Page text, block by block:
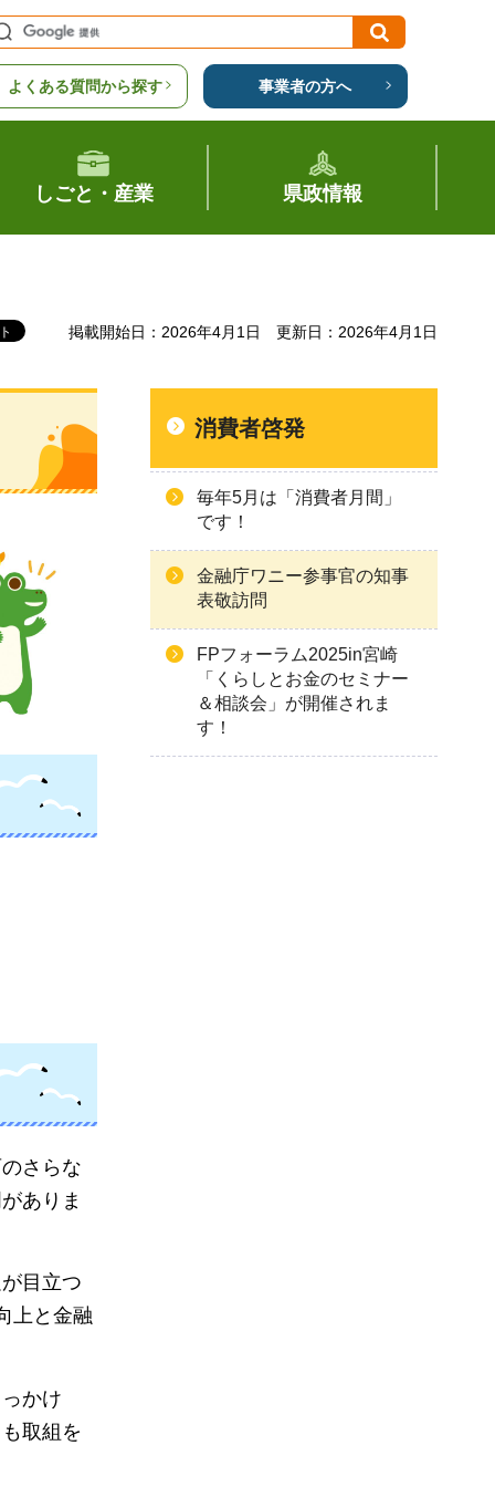
よくある質問から探す 事業者の方へ
しごと・産業 県政情報
掲載開始日：2026年4月1日 更新日：2026年4月1日
さらな
ありま
目立つ
上と金融
かけ
取組を
消費者啓発
毎年5月は「消費者月間」
です！
金融庁ワニー参事官の知事
表敬訪問
FPフォーラム2025in宮崎
「くらしとお金のセミナー
＆相談会」が開催されま
す！